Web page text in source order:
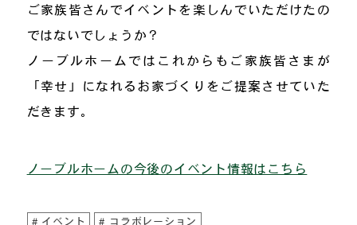
ご家族皆さんでイベントを楽しんでいただけたの
ではないでしょうか？
ノーブルホームではこれからもご家族皆さまが
「幸せ」になれるお家づくりをご提案させていた
だきます。
ノーブルホームの今後のイベント情報はこちら
イベント コラボレーション